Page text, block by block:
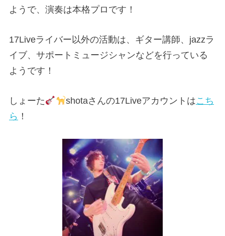
ようで、演奏は本格プロです！
17Liveライバー以外の活動は、ギター講師、jazzラ
イブ、サポートミュージシャンなどを行っている
ようです！
しょーた shotaさんの17Liveアカウントはこち
ら ！